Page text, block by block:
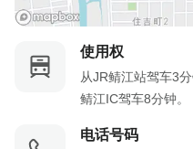
使用权
从JR鲭江站驾车3
鲭江IC驾车8分钟。
电话号码